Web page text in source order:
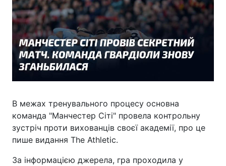
В межах тренувального процесу основна
команда "Манчестер Сіті" провела контрольну
зустріч проти вихованців своєї академії, про це
пише видання The Athletic.
За інформацією джерела, гра проходила у